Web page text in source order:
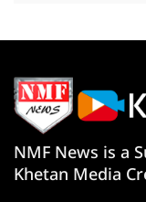
NMF News is a
Khetan Media